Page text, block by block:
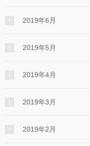
2019年6月
2019年5月
2019年4月
2019年3月
2019年2月